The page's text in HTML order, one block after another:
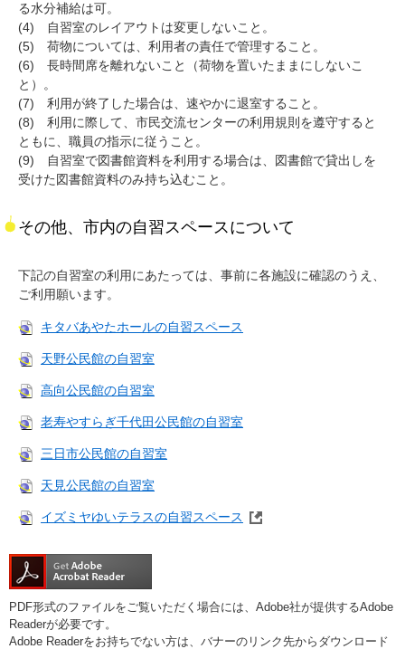
る水分補給は可。
(4) 自習室のレイアウトは変更しないこと。
(5) 荷物については、利用者の責任で管理すること。
(6) 長時間席を離れないこと（荷物を置いたままにしないこ
と）。
(7) 利用が終了した場合は、速やかに退室すること。
(8) 利用に際して、市民交流センターの利用規則を遵守すると
ともに、職員の指示に従うこと。
(9) 自習室で図書館資料を利用する場合は、図書館で貸出しを
受けた図書館資料のみ持ち込むこと。
その他、市内の自習スペースについて
下記の自習室の利用にあたっては、事前に各施設に確認のうえ、
ご利用願います。
キタバあやたホールの自習スペース
天野公民館の自習室
高向公民館の自習室
老寿やすらぎ千代田公民館の自習室
三日市公民館の自習室
天見公民館の自習室
イズミヤゆいテラスの自習スペース
PDF形式のファイルをご覧いただく場合には、Adobe社が提供するAdobe
Readerが必要です。
Adobe Readerをお持ちでない方は、バナーのリンク先からダウンロード